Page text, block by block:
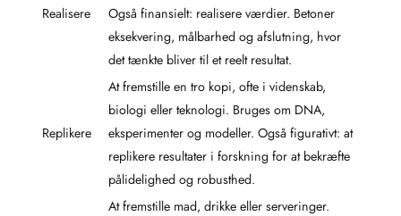
Realisere
Også finansielt: realisere værdier. Betoner
eksekvering, målbarhed og afslutning, hvor
det tænkte bliver til et reelt resultat.
Replikere
At fremstille en tro kopi, ofte i videnskab,
biologi eller teknologi. Bruges om DNA,
eksperimenter og modeller. Også figurativt: at
replikere resultater i forskning for at bekræfte
pålidelighed og robusthed.
At fremstille mad, drikke eller serveringer.